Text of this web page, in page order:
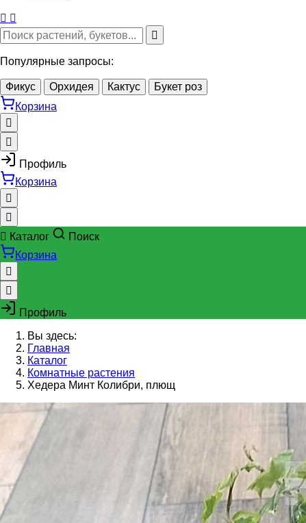
Популярные запросы:
Фикус Орхидея Кактус
Букет роз
Корзина
Профиль
Корзина
Каталог
Поиск
Корзина
Профиль
Вы здесь:
Главная
Каталог
Комнатные растения
Хедера Минт Колибри, плющ